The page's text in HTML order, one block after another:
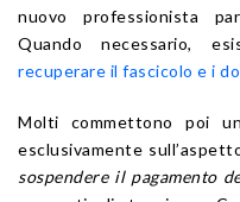
nuovo professionista
Quando necessario,
recuperare il fascicolo e i
Molti commettono poi
esclusivamente
sospendere il pagamento